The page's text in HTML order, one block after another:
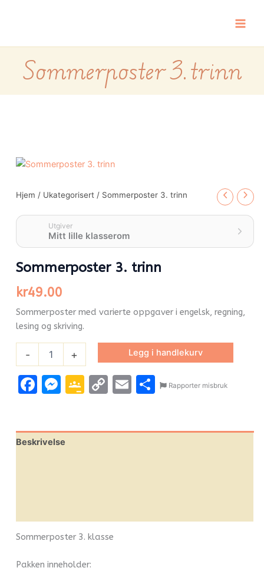
innholdet
Sommerposter 3. trinn
Hjem / Ukategorisert / Sommerposter 3. trinn
Utgiver
Mitt lille klasserom
Sommerposter 3. trinn
kr49.00
Sommerposter med varierte oppgaver i engelsk, regning,
lesing og skriving.
-
Sommerposter
antall
+ Legg i handlekurv
Facebook
Messenger
Google
CopyEmailShare
Rapporter misbruk
Beskrivelse
Sommerposter 3. klasse
Pakken inneholder: